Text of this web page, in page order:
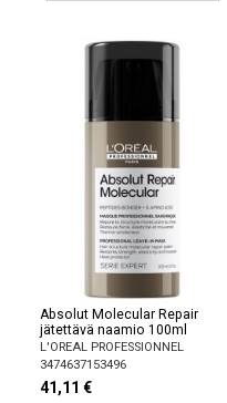
Absolut Molecular Repair
jätettävä naamio 100ml
L'OREAL PROFESSIONNEL
3474637153496
41,11 €